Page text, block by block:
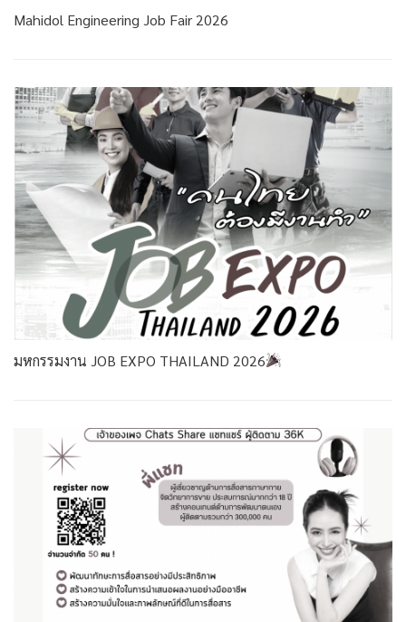
Mahidol Engineering Job Fair 2026
มหกรรมงาน JOB EXPO THAILAND 2026